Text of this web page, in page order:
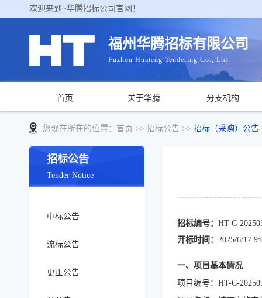
欢迎来到~华腾招标公司官网！
福州华腾招标有限公司
Fuzhou Huateng Tendering Co., Ltd
首页 关于华腾 分支机构
您现在所在的位置： 首页 >> 招标公告 >> 招标（采购）公告
招标公告
Tender Notice
中标公告
流标公告
更正公告
招标编号： HT-C-
开标时间： 2025/6/17
一、项目基本情况
项目编号： HT-C-